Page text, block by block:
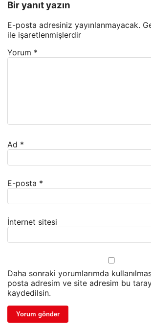
Bir yanıt yazın
E-posta adresiniz yayınlanmayacak.
ile işaretlenmişlerdir
Yorum *
Ad *
E-posta *
İnternet sitesi
Daha sonraki yorumlarımda
posta adresim ve site adresim bu
kaydedilsin.